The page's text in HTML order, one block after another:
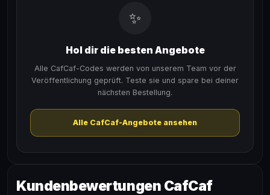
✨
Hol dir die besten Angebote
Alle CafCaf-Codes werden von unserem Team vor der
Veröffentlichung geprüft. Teste sie und spare bei deiner
nächsten Bestellung.
Alle CafCaf-Angebote ansehen
Kundenbewertungen CafCaf